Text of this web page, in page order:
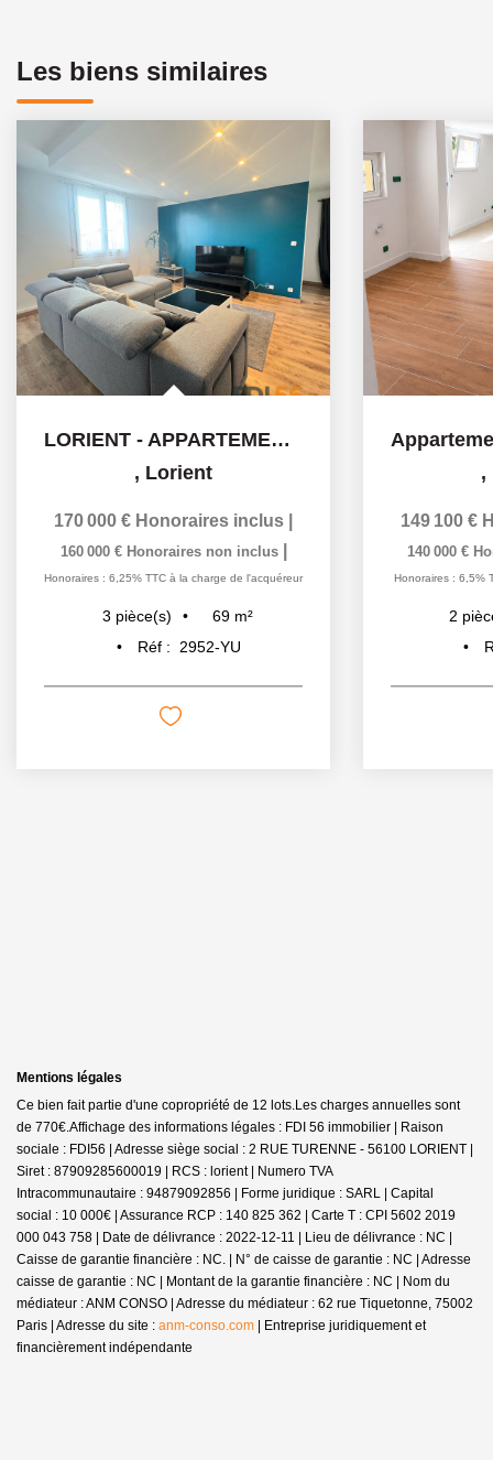
Les biens similaires
LORIENT - APPARTEMENT T3 - 68 m2 - A VENDRE
, Lorient
170 000 € Honoraires inclus
160 000 € Honoraires non inclus
Honoraires : 6,25% TTC à la charge de l'acquéreur
3 pièce(s) 69 m²
Réf :
2952-YU
,
149 100 €
140 000 €
Honoraires : 6,5%
2
Mentions légales
Ce bien fait partie d'une copropriété de 12 lots.Les charges annuelles sont
de 770€.Affichage des informations légales : FDI 56 immobilier | Raison
sociale : FDI56 | Adresse siège social : 2 RUE TURENNE - 56100 LORIENT |
Siret : 87909285600019 | RCS : lorient | Numero TVA
Intracommunautaire : 94879092856 | Forme juridique : SARL | Capital
social : 10 000€ | Assurance RCP : 140 825 362 | Carte T : CPI 5602 2019
000 043 758 | Date de délivrance : 2022-12-11 | Lieu de délivrance : NC |
Caisse de garantie financière : NC. | N° de caisse de garantie : NC | Adresse
caisse de garantie : NC | Montant de la garantie financière : NC | Nom du
médiateur : ANM CONSO | Adresse du médiateur : 62 rue Tiquetonne, 75002
Paris | Adresse du site : anm-conso.com | Entreprise juridiquement et
financièrement indépendante